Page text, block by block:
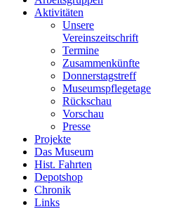
Aktivitäten
Unsere
Vereinszeitschrift
Termine
Zusammenkünfte
Donnerstagstreff
Museumspflegetage
Rückschau
Vorschau
Presse
Projekte
Das Museum
Hist. Fahrten
Depotshop
Chronik
Links